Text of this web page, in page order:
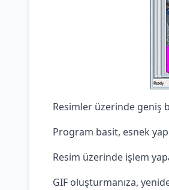
Resimler üzerinde geniş
Program basit, esnek
Resim üzerinde işlem
GIF oluşturmanıza,